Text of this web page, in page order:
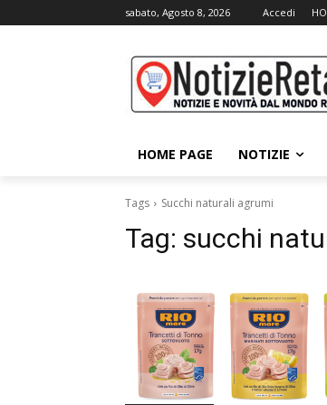
sabato, Agosto 8, 2026 Accedi
HOME PAGE NOTIZIE
Tags Succhi naturali agrumi
Tag: succhi